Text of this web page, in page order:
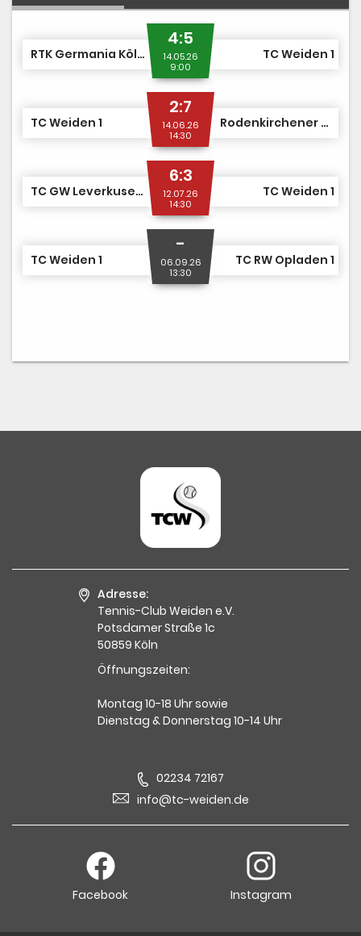
RTK Germania Köln 2
4:5
14.05.26
9:00
TC Weiden 1
TC Weiden 1
2:7
14.06.26
14:30
Rodenkirchener TC 2
TC GW Leverkusen 1
6:3
12.07.26
14:30
TC Weiden 1
TC Weiden 1
-
06.09.26
13:30
TC RW Opladen 1
Adresse:
Tennis-Club Weiden e.V.
Potsdamer Straße 1c
50859 Köln
Öffnungszeiten:
Montag 10-18 Uhr sowie
Dienstag & Donnerstag 10-14 Uhr
02234 72167
info@tc-weiden.de
Facebook Instagram